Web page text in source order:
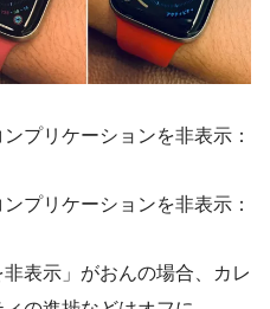
プリケーションを非表示：
プリケーションを非表示：
表示」がおんの場合、カレ